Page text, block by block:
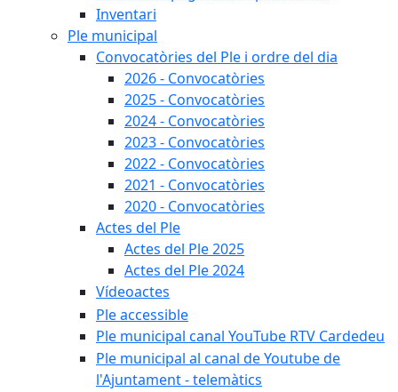
Inventari
Ple municipal
Convocatòries del Ple i ordre del dia
2026 - Convocatòries
2025 - Convocatòries
2024 - Convocatòries
2023 - Convocatòries
2022 - Convocatòries
2021 - Convocatòries
2020 - Convocatòries
Actes del Ple
Actes del Ple 2025
Actes del Ple 2024
Vídeoactes
Ple accessible
Ple municipal canal YouTube RTV Cardedeu
Ple municipal al canal de Youtube de
l'Ajuntament - telemàtics